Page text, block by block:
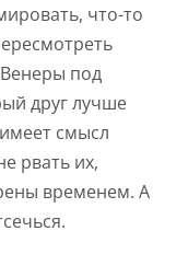
что-то
под
друг лучше
смысл
рвать их,
временем. А